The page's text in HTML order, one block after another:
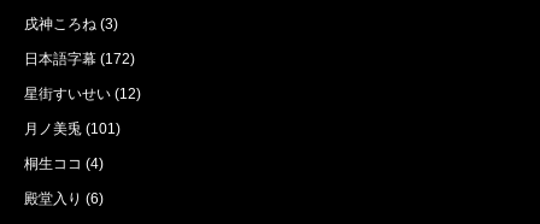
戌神ころね (3)
日本語字幕 (172)
星街すいせい (12)
月ノ美兎 (101)
桐生ココ (4)
殿堂入り (6)